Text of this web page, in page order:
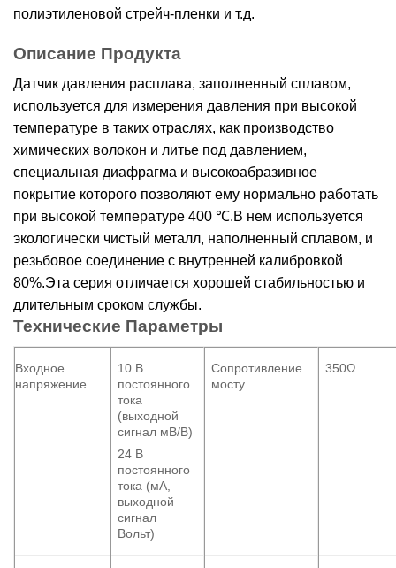
полиэтиленовой стрейч-пленки и т.д.
Описание Продукта
Датчик давления расплава, заполненный сплавом,
используется для измерения давления при высокой
температуре в таких отраслях, как производство
химических волокон и литье под давлением,
специальная диафрагма и высокоабразивное
покрытие которого позволяют ему нормально работать
при высокой температуре 400 ℃.В нем используется
экологически чистый металл, наполненный сплавом, и
резьбовое соединение с внутренней калибровкой
80%.Эта серия отличается хорошей стабильностью и
длительным сроком службы.
Технические Параметры
Входное
напряжение
10 В
постоянного
тока
(выходной
сигнал мВ/В)
24 В
постоянного
тока (мА,
выходной
сигнал
Вольт)
Сопротивление
мосту
350Ω